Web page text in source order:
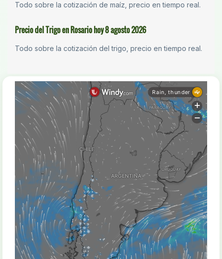
Todo sobre la cotización de maíz, precio en tiempo real.
Precio del Trigo en Rosario hoy 8 agosto 2026
Todo sobre la cotización del trigo, precio en tiempo real.